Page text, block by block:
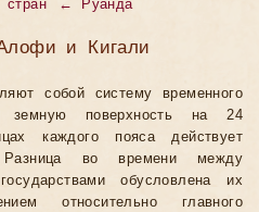
стран ← Руанда
и Кигали
собой систему временного
земную поверхность на 24
каждого пояса действует
во времени между
обусловлена их
относительно главного